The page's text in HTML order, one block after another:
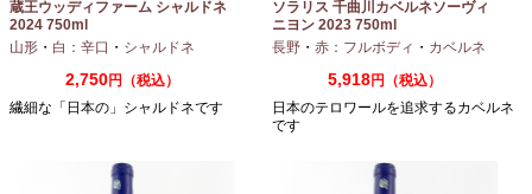
蔵王ウッディファーム シャルドネ
2024 750ml
山形 ・ 白：辛口 ・ シャルドネ
2,750円（税込）
繊細な「日本の」シャルドネです
ソラリス 千曲川カベルネソーヴィ
ニヨン 2023 750ml
長野 ・ 赤：フルボディ ・ カベルネ
5,918円（税込）
日本のテロワールを追求するカベルネ
です